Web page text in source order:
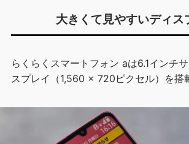
大きくて見やすいディス
らくらくスマートフォン aは6.1インチ
スプレイ（1,560 × 720ピクセル）を搭